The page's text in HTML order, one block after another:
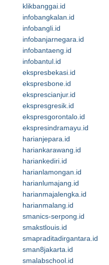
klikbanggai.id
infobangkalan.id
infobangli.id
infobanjarnegara.id
infobantaeng.id
infobantul.id
ekspresbekasi.id
ekspresbone.id
eksprescianjur.id
ekspresgresik.id
ekspresgorontalo.id
ekspresindramayu.id
harianjepara.id
hariankarawang.id
hariankediri.id
harianlamongan.id
harianlumajang.id
harianmajalengka.id
harianmalang.id
smanics-serpong.id
smakstlouis.id
smapraditadirgantara.id
sman8jakarta.id
smalabschool.id